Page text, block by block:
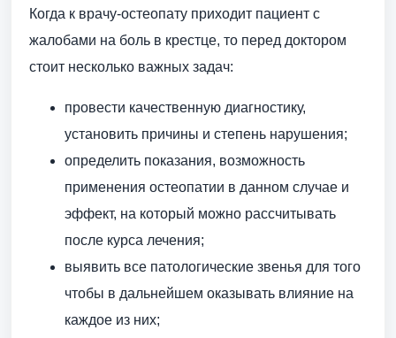
Когда к врачу-остеопату приходит пациент с
жалобами на боль в крестце, то перед доктором
стоит несколько важных задач:
провести качественную диагностику,
установить причины и степень нарушения;
определить показания, возможность
применения остеопатии в данном случае и
эффект, на который можно рассчитывать
после курса лечения;
выявить все патологические звенья для того
чтобы в дальнейшем оказывать влияние на
каждое из них;